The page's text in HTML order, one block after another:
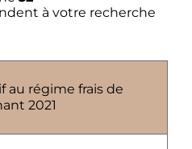
à votre recherche
au régime frais de
2021